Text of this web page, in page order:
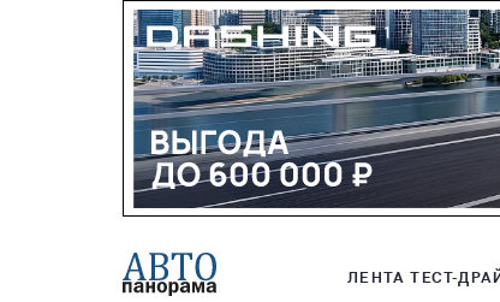
ЛЕНТА ТЕСТ-